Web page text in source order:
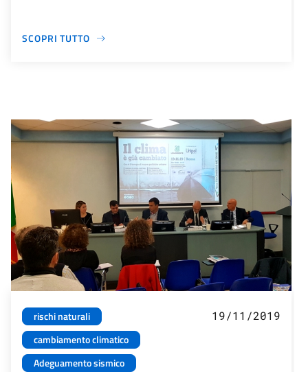
SCOPRI TUTTO
rischi naturali
cambiamento climatico
Adeguamento sismico
19/11/2019